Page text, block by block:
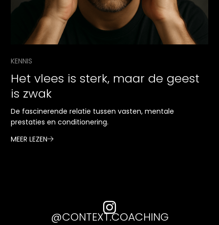
KENNIS
Het vlees is sterk, maar de geest
is zwak
De fascinerende relatie tussen vasten, mentale
prestaties en conditionering.
MEER LEZEN

@CONTEXT.COACHING